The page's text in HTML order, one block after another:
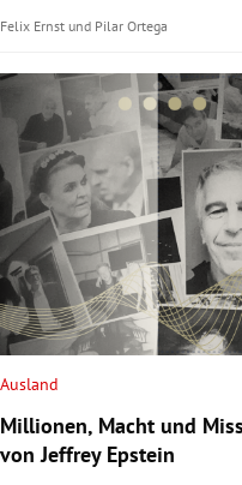
Felix Ernst und Pilar Ortega
Ausland
Millionen, Macht und
von Jeffrey Epstein